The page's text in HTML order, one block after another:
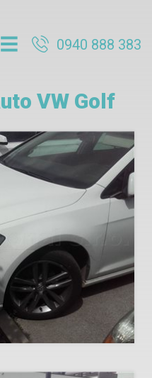
0940 888 383
VW Golf